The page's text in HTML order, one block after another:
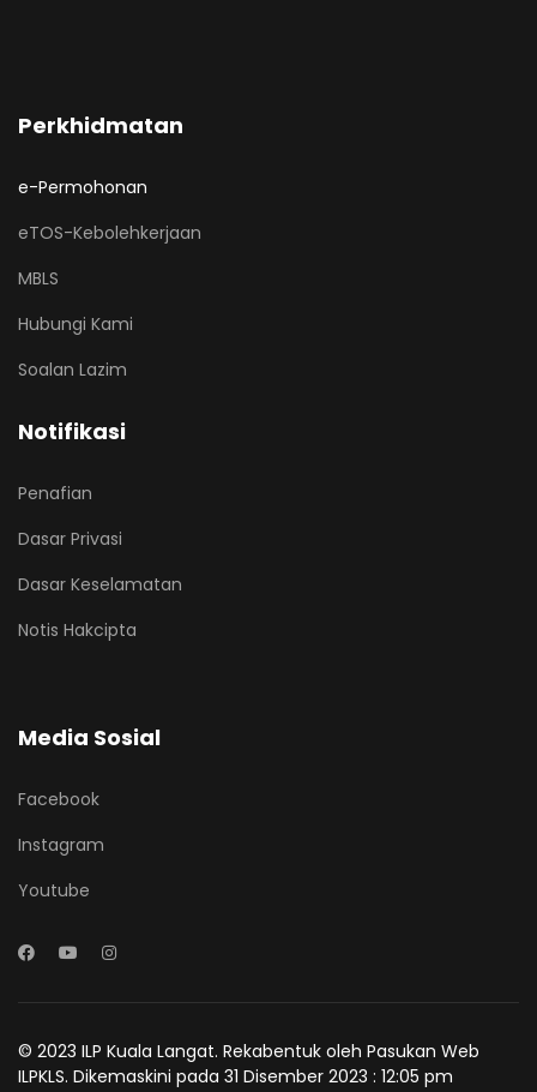
Perkhidmatan
e-Permohonan
eTOS-Kebolehkerjaan
MBLS
Hubungi Kami
Soalan Lazim
Notifikasi
Penafian
Dasar Privasi
Dasar Keselamatan
Notis Hakcipta
Media Sosial
Facebook
Instagram
Youtube
© 2023 ILP Kuala Langat. Rekabentuk oleh Pasukan Web
ILPKLS. Dikemaskini pada 31 Disember 2023 : 12:05 pm